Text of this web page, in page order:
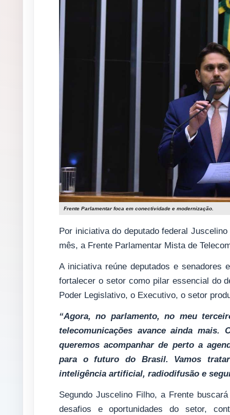
Frente Parlamentar foca em conectividade e modernização.
Por iniciativa do deputado federal
mês, a Frente Parlamentar Mista de
A iniciativa reúne deputados e senadores
fortalecer o setor como pilar essencial do
Poder Legislativo, o Executivo, o setor
“Agora, no parlamento, no meu
telecomunicações avance ainda
queremos acompanhar de perto a
para o futuro do Brasil. Vamos
inteligência artificial, radiodifusão e
Segundo Juscelino Filho, a Frente
desafios e oportunidades do setor,